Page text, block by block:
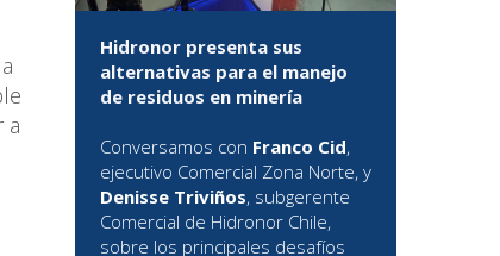
a
Hidronor presenta sus
alternativas para el manejo
de residuos en minería
Conversamos con Franco Cid,
ejecutivo Comercial Zona Norte, y
Denisse Triviños, subgerente
Comercial de Hidronor Chile,
sobre los principales desafíos